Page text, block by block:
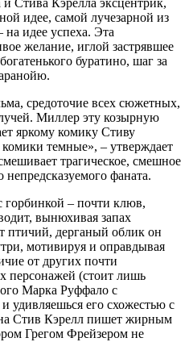
Стива Кэрелла эксцентрик,
идее, самой лучезарной из
на идее успеха. Эта
желание, иглой застрявшее
буратино, шаг за
средоточие всех сюжетных,
Миллер эту козырную
яркому комику Стиву
темные», – утверждает
трагическое, смешное
непредсказуемого фаната.
горбинкой – почти клюв,
вынюхивая запах
птичий, дерганый облик он
мотивируя и оправдывая
от других почти
персонажей (стоит лишь
Марка Руффало с
удивляешься его схожестью с
Стив Кэрелл пишет жирным
Грегом Фрейзером не